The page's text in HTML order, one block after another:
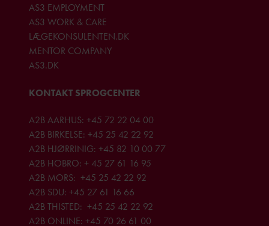
AS3 EMPLOYMENT
AS3 WORK & CARE
LÆGEKONSULENTEN.DK
MENTOR COMPANY
AS3.DK
KONTAKT SPROGCENTER
A2B AARHUS: +45 72 22 04 00
A2B BIRKELSE: +45 25 42 22 92
A2B HJØRRINIG: +45 82 10 00 77
A2B HOBRO: + 45 27 61 16 95
A2B MORS: +45 25 42 22 92
A2B SDU: +45 27 61 16 66
A2B THISTED: +45 25 42 22 92
A2B ONLINE: +45 70 26 61 00